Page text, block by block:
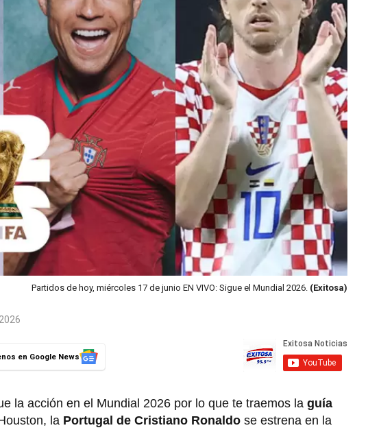
Partidos de hoy, miércoles 17 de junio EN VIVO: Sigue el Mundial 2026. (Exitosa)
en Google News
la acción en el Mundial 2026 por lo que te traemos la guía
la Portugal de Cristiano Ronaldo se estrena en la